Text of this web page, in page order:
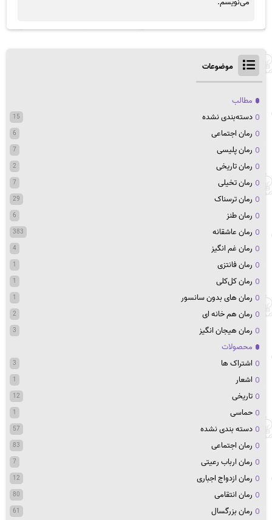
موضوعات
مطالب
دسته‌بندی نشده
15
رمان اجتماعی 6
رمان پلیسی 7
رمان تاریخی 2
رمان تخیلی 7
رمان ترسناک 29
رمان طنز 6
رمان عاشقانه 383
رمان غم انگیز 4
رمان فانتزی 1
رمان کل‌کلی 1
رمان های بدون سانسور 1
رمان هم خانه ای 2
رمان هیجان انگیز 3
محصولات
اشتراک ها
3
اشعار 1
تاریخی 12
حماسی 1
دسته بندی نشده 57
رمان اجتماعی 83
رمان ارباب رعیتی 7
رمان ازدواج اجباری 12
رمان انتقامی 80
رمان بزرگسال 61